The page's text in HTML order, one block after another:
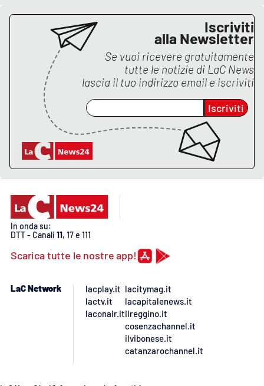
NETWORK
Lacplay.it
Lactv.it
Lacitymag.it
Cosenzachannel.it
Catanzarochannel.it
Iscriviti
alla Newsletter
Se vuoi ricevere gratuitamente
tutte le notizie di LaC News
lascia il tuo indirizzo email e iscriviti
Iscriviti
In onda su:
DTT - Canali 11, 17 e 111
Scarica tutte le nostre app!
LaC Network
lacplay.it
lactv.it
laconair.it
lacitymag.it
lacapitalenews.it
ilreggino.it
cosenzachannel.it
ilvibonese.it
catanzarochannel.it